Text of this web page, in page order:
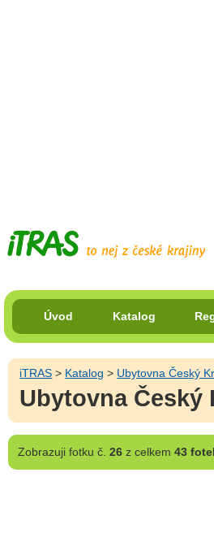
Úvod Katalog
iTRAS > Katalog > Ubytovna Český
Ubytovna Český
Zobrazujifotku č. 26z celkem 43